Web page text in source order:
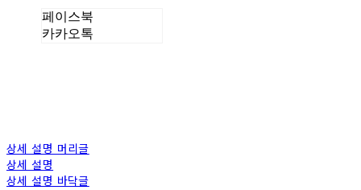
페이스북
카카오톡
상세 설명 머리글
상세 설명
상세 설명 바닥글